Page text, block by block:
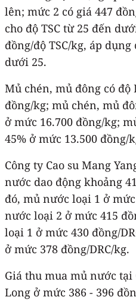
lên; mức 2 có giá 447
cho độ TSC từ 25 đến
đồng/độ TSC/kg, áp dụng
dưới 25.
Mủ chén, mủ đông có độ
đồng/kg; mủ chén, mủ
ở mức 16.700 đồng/kg;
45% ở mức 13.500 đồng/
Công ty Cao su Mang
nước dao động khoảng
đó, mủ nước loại 1 ở
nước loại 2 ở mức 415
loại 1 ở mức 430 đồng/
ở mức 378 đồng/DRC/kg.
Giá thu mua mủ nước tại
Long ở mức 386 - 396